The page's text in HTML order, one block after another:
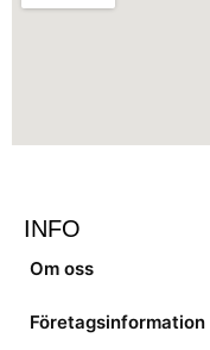
INFO
Om oss
Företagsinformation